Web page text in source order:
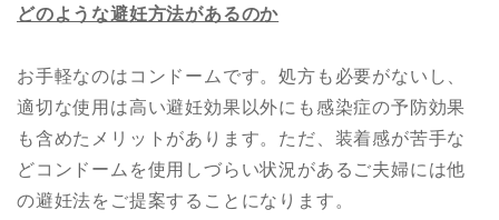
どのような避妊方法があるのか
お手軽なのはコンドームです。処方も必要がないし、
適切な使用は高い避妊効果以外にも感染症の予防効果
も含めたメリットがあります。ただ、装着感が苦手な
どコンドームを使用しづらい状況があるご夫婦には他
の避妊法をご提案することになります。